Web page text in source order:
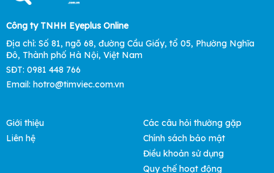
Công ty TNHH Eyeplus Online
Địa chỉ: Số 81, ngõ 68, đường Cầu Giấy, tổ 05, Phường Nghĩa
Đô, Thành phố Hà Nội, Việt Nam
SĐT: 0981 448 766
Email: hotro@timviec.com.vn
Giới thiệu
Liên hệ
Các câu hỏi thường gặp
Chính sách bảo mật
Điều khoản sử dụng
Quy chế hoạt động